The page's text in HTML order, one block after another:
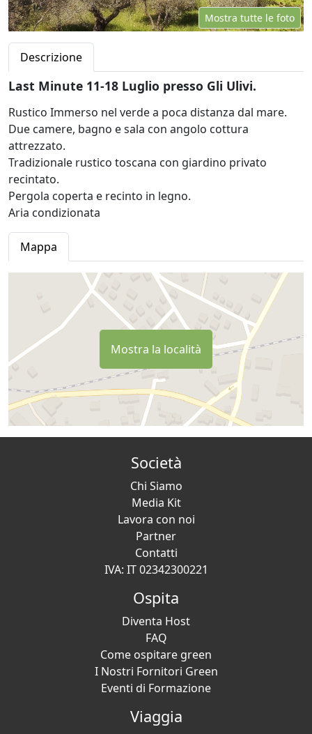
Mostra tutte le foto
Descrizione
Last Minute 11-18 Luglio presso Gli Ulivi.
Rustico Immerso nel verde a poca distanza dal mare.
Due camere, bagno e sala con angolo cottura
attrezzato.
Tradizionale rustico toscana con giardino privato
recintato.
Pergola coperta e recinto in legno.
Aria condizionata
Mappa
Mostra la località
Società
Chi Siamo
Media Kit
Lavora con noi
Partner
Contatti
IVA: IT 02342300221
Ospita
Diventa Host
FAQ
Come ospitare green
I Nostri Fornitori Green
Eventi di Formazione
Viaggia